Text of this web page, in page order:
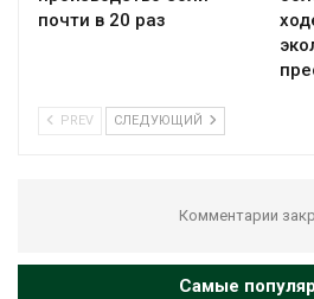
почти в 20 раз
PREV СЛЕДУЮЩИЙ
Комментарии
Самые